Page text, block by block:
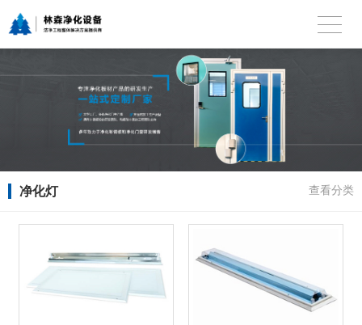
净化灯 查看分类